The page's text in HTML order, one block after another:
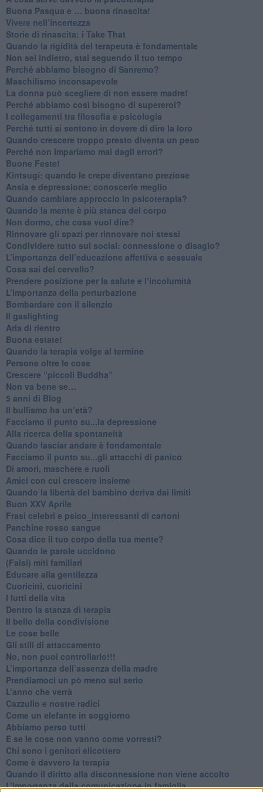
​Buona Pasqua e … buona rinascita!
​Vivere nell’incertezza
​Storie di rinascita: i Take That
​Quando la rigidità del terapeuta è fondamentale
​Non sei indietro, stai seguendo il tuo tempo
​Perché abbiamo bisogno di Sanremo?
​Maschilismo inconsapevole
​La donna può scegliere di non essere madre!
​Perché abbiamo così bisogno di supereroi?
​I collegamenti tra filosofia e psicologia
​Perché tutti si sentono in dovere di dire la loro
​Quando crescere troppo presto diventa un peso
​Perché non impariamo mai dagli errori?
​Buone Feste!
​Kintsugi: quando le crepe diventano preziose
Ansia e depressione: conoscerle meglio
Quando cambiare approccio in psicoterapia?
​Quando la mente è più stanca del corpo
Non dormo, che cosa vuol dire?
​Rinnovare gli spazi per rinnovare noi stessi
​Condividere tutto sui social: connessione o disagio?
​L’importanza dell’educazione affettiva e sessuale
​Cosa sai del cervello?
Prendere posizione per la salute e l’incolumità
L’importanza della perturbazione
​Bombardare con il silenzio
Il gaslighting
Aria di rientro
Buona estate!
​Quando la terapia volge al termine
​Persone oltre le cose
​Crescere “piccoli Buddha”
Non va bene se…
​5 anni di Blog
​Il bullismo ha un’età?
Facciamo il punto su...la depressione
​Alla ricerca della spontaneità
​Quando lasciar andare è fondamentale
Facciamo il punto su...gli attacchi di panico
Di amori, maschere e ruoli
​Amici con cui crescere insieme
​Quando la libertà del bambino deriva dai limiti
Buon XXV Aprile
​Frasi celebri e psico_interessanti di cartoni
​Panchine rosso sangue
​Cosa dice il tuo corpo della tua mente?
​Quando le parole uccidono
​(Falsi) miti familiari
​Educare alla gentilezza
​Cuoricini, cuoricini
I lutti della vita
​Dentro la stanza di terapia
​Il bello della condivisione
Le cose belle
​Gli stili di attaccamento
No, non puoi controllarlo!!!
​L’importanza dell’assenza della madre
​Prendiamoci un pò meno sul serio
​L’anno che verrà
​Cazzullo e nostre radici
​Come un elefante in soggiorno
​Abbiamo perso tutti
E se le cose non vanno come vorresti?
​Chi sono i genitori elicottero
Come è davvero la terapia
Quando il diritto alla disconnessione non viene accolto
​L’importanza della comunicazione in famiglia